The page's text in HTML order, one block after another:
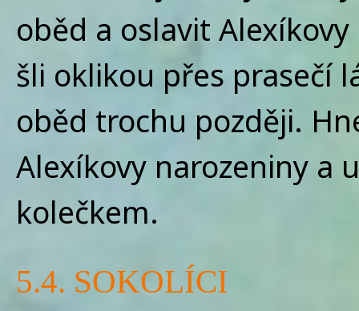
oběd a oslavit
šli oklikou přes prasečí
oběd trochu později.
Alexíkovy narozeniny a
kolečkem.
5.4. SOKOLÍCI